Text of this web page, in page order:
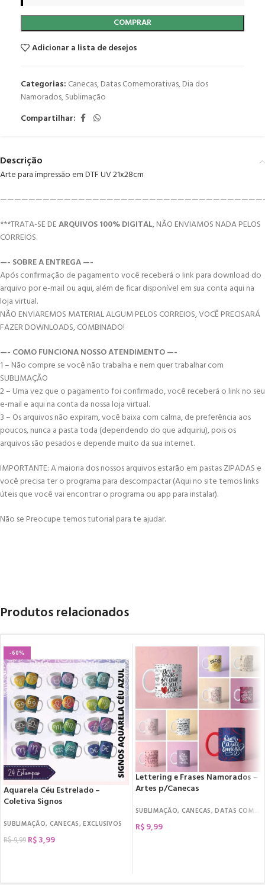
COMPRAR
Adicionar a lista de desejos
Categorias: Canecas,Datas Comemorativas,Dia dos
Namorados,Sublimação
Compartilhar:
Descrição
Arte para impressão em DTF UV 21x28cm
***TRATA-SE DEARQUIVOS 100% DIGITAL, NÃO ENVIAMOS NADA PELOS
CORREIOS.
—- SOBRE A ENTREGA —-
Após confirmação de pagamento você receberá o link para download do
arquivo por e-mail ou aqui, além de ficar disponível em sua conta aqui na
loja virtual.
NÃO ENVIAREMOS MATERIAL ALGUM PELOS CORREIOS, VOCÊ PRECISARÁ
FAZER DOWNLOADS, COMBINADO!
—- COMO FUNCIONA NOSSO ATENDIMENTO —-
1 – Não compre se você não trabalha e nem quer trabalhar com
SUBLIMAÇÃO
2 – Uma vez que o pagamento foi confirmado, você receberá o link no seu
e-mail e aqui na conta da nossa loja virtual.
3 – Os arquivos não expiram, você baixa com calma, de preferência aos
poucos, nunca a pasta toda (dependendo do que adquiriu), pois os
arquivos são pesados e depende muito da sua internet.
IMPORTANTE: A maioria dos nossos arquivos estarão em pastas ZIPADAS e
você precisa ter o programa para descompactar (Aqui no site temos links
úteis que você vai encontrar o programa ou app para instalar).
Não se Preocupe temos tutorial para te ajudar.
Produtos relacionados
-60%
Aquarela Céu Estrelado –
Coletiva Signos
SUBLIMAÇÃO, CANECAS,EXCLUSIVOS
R$9,99 R$3,99
Lettering e Frases Namorados –
Artes p/Canecas
SUBLIMAÇÃO, CANECAS,DATAS COMEMORATIVAS
R$9,99